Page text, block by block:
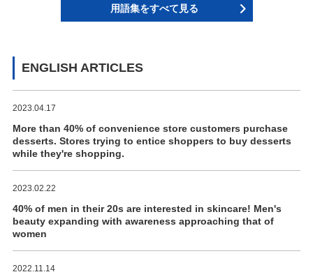
用語集をすべて見る
ENGLISH ARTICLES
2023.04.17
More than 40% of convenience store customers purchase
desserts. Stores trying to entice shoppers to buy desserts
while they're shopping.
2023.02.22
40% of men in their 20s are interested in skincare! Men's
beauty expanding with awareness approaching that of
women
2022.11.14